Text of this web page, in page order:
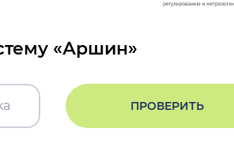
«Аршин»
ПРОВЕРИТЬ